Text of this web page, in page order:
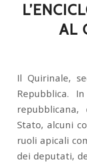
AL
Il Quirinale,
Repubblica.
Stato, alcuni
ruoli apicali
dei deputati,